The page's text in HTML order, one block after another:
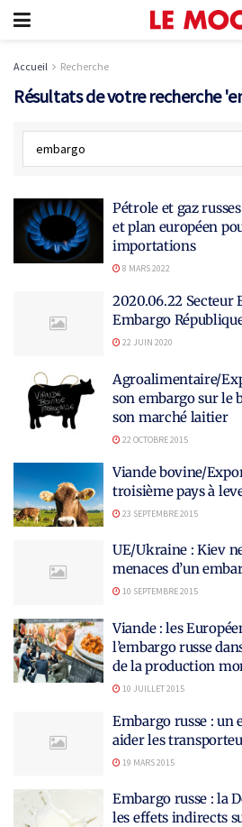
Accueil Recherche
Résultats de votre recherche
Pétrole et gaz
et plan européen
importations
8 MARS 2022
2020.06.22 Secteur
Embargo
22 JUIN 2020
Agroalimentaire/
son embargo sur le
son marché laitier
22 OCTOBRE 2015
Viande bovine/
troisième pays à
23 SEPTEMBRE 2015
UE/Ukraine : Kiev
menaces d’un
10 SEPTEMBRE 2015
Viande : les
l’embargo russe
de la production
10 JUILLET 2015
Embargo russe : un
aider les
19 MARS 2015
Embargo russe : la
les effets indirects